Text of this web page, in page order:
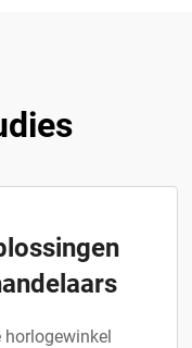
horlogewinkel